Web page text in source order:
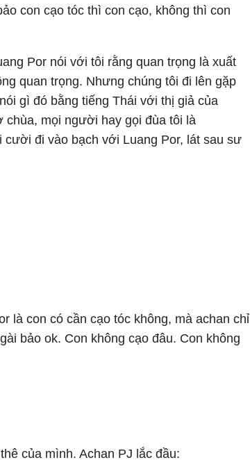
con cạo tóc thì con cạo, không thì con
Por nói với tôi rằng quan trọng là xuất
quan trọng. Nhưng chúng tôi đi lên gặp
gì đó bằng tiếng Thái với thị giả của
chùa, mọi người hay gọi đùa tôi là
đi vào bạch với Luang Por, lát sau sư
là con có cần cạo tóc không, mà achan chỉ
bảo ok. Con không cạo đâu. Con không
của mình. Achan PJ lắc đầu: